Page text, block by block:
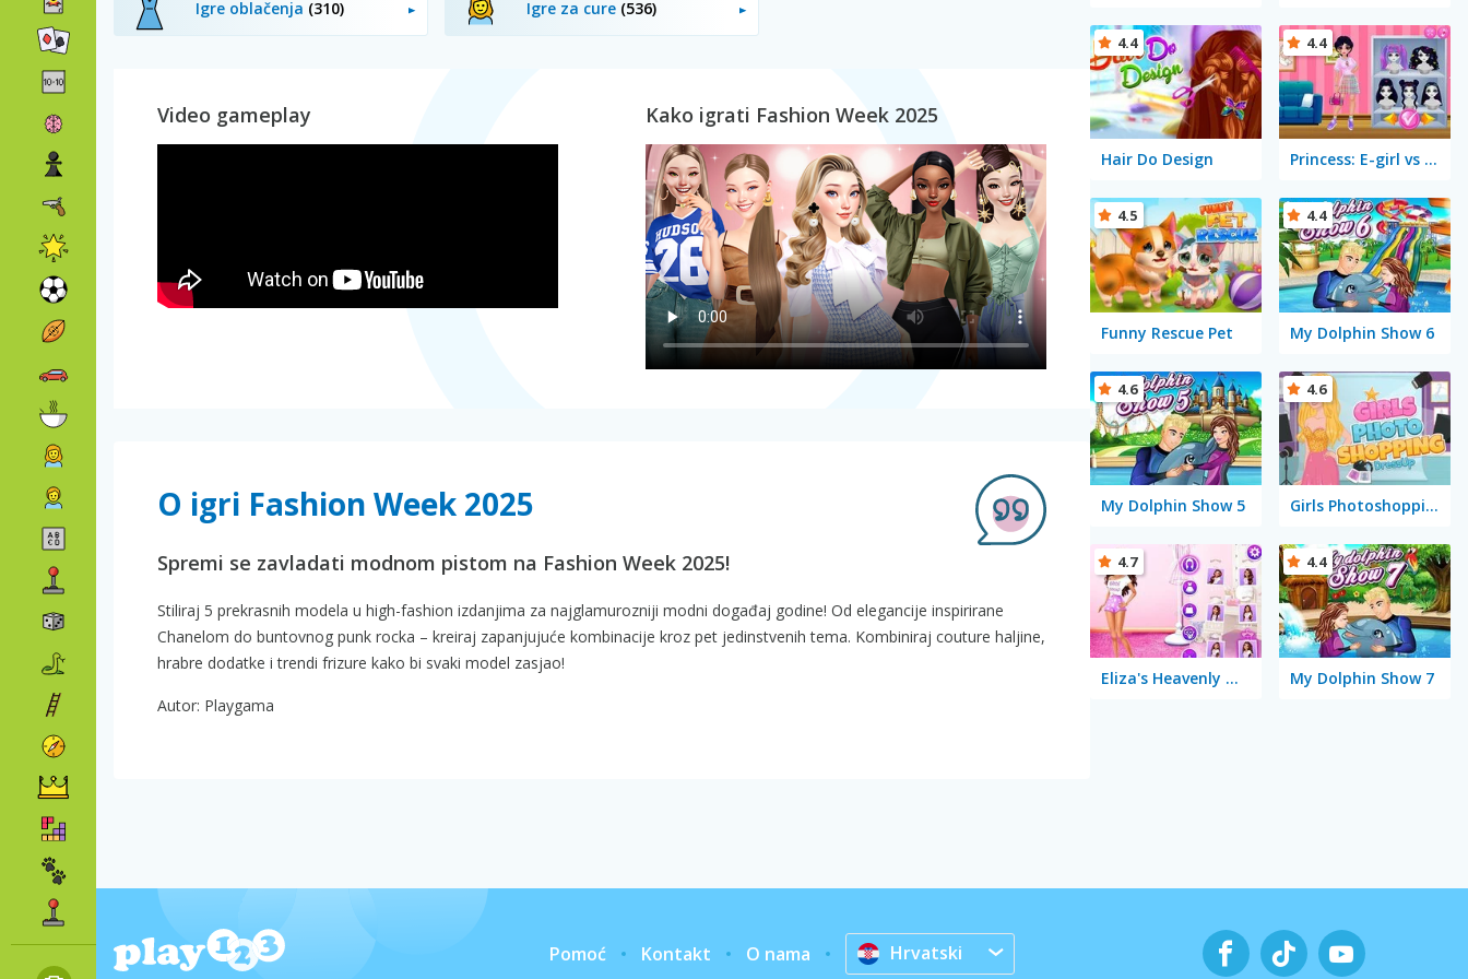
Igre oblačenja (310) Igre za cure (536)
Video gameplay Kako igrati Fashion Week 2025
O igri Fashion Week 2025
Spremi se zavladati modnom pistom na Fashion Week 2025!
Stiliraj 5 prekrasnih modela u high-fashion izdanjima za najglamurozniji modni događaj godine! Od elegancije inspirirane
Chanelom do buntovnog punk rocka – kreiraj zapanjujuće kombinacije kroz pet jedinstvenih tema. Kombiniraj couture haljine,
hrabre dodatke i trendi frizure kako bi svaki model zasjao!
Autor: Playgama
Hair Do Design
4.4
Princess: E-girl vs Softgirl
4.4
Funny Rescue Pet
4.5
My Dolphin Show 6
4.4
My Dolphin Show 5
4.6
Girls Photoshopping Dressup
4.6
Eliza's Heavenly Wedding
4.7
My Dolphin Show 7
4.4
Pomoć Kontakt O nama Hrvatski